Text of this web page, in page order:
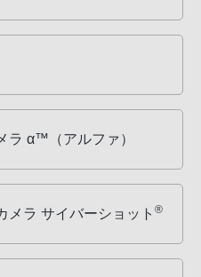
ラ α™（アルファ）
メラ サイバーショット ®